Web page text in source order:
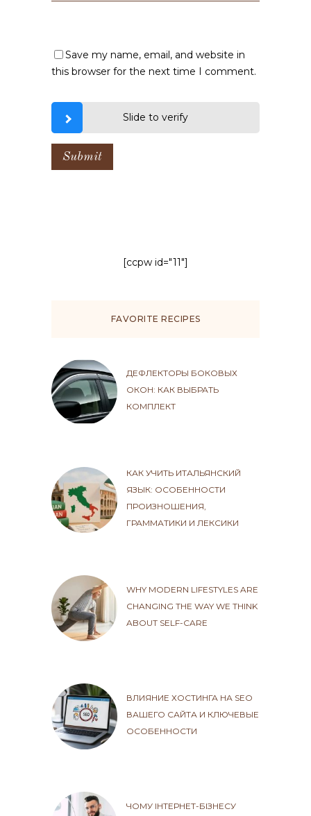
Save my name, email, and website in
this browser for the next time I comment.
Slide to verify
[ccpw id="11"]
FAVORITE RECIPES
ДЕФЛЕКТОРЫ БОКОВЫХ
ОКОН: КАК ВЫБРАТЬ
КОМПЛЕКТ
КАК УЧИТЬ ИТАЛЬЯНСКИЙ
ЯЗЫК: ОСОБЕННОСТИ
ПРОИЗНОШЕНИЯ,
ГРАММАТИКИ И ЛЕКСИКИ
WHY MODERN LIFESTYLES ARE
CHANGING THE WAY WE THINK
ABOUT SELF-CARE
ВЛИЯНИЕ ХОСТИНГА НА SEO
ВАШЕГО САЙТА И КЛЮЧЕВЫЕ
ОСОБЕННОСТИ
ЧОМУ ІНТЕРНЕТ-БІЗНЕСУ